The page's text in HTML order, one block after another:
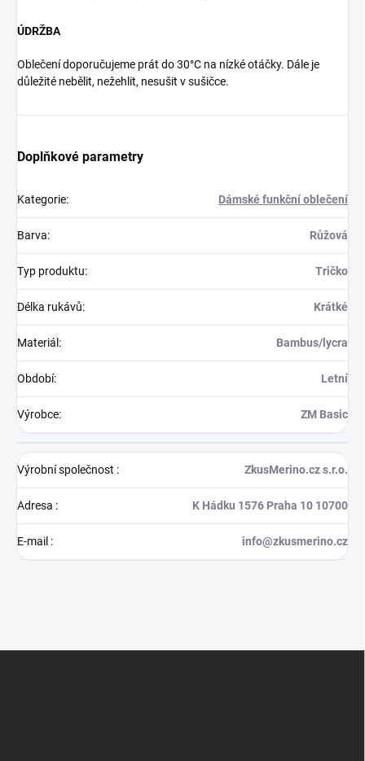
ÚDRŽBA
Oblečení doporučujeme prát do 30°C na nízké otáčky. Dále je
důležité nebělit, nežehlit, nesušit v sušičce.
Doplňkové parametry
Kategorie: Dámské funkční oblečení
Barva: Růžová
Typ produktu: Tričko
Délka rukávů: Krátké
Materiál: Bambus/lycra
Období: Letní
Výrobce: ZM Basic
Výrobní společnost : ZkusMerino.cz s.r.o.
Adresa : K Hádku 1576 Praha 10 10700
E-mail : info@zkusmerino.cz